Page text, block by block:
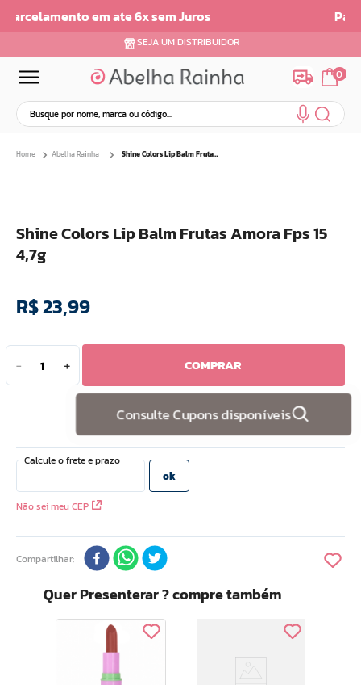
Parcelamento em até 6x sem juros
SEJA UM DISTRIBUIDOR
0
Busque por nome, marca ou código...
Abelha Rainha Shine Colors Lip Balm Frutas Amora Fps 15 4,7g
Shine Colors Lip Balm Frutas Amora Fps 15
4,7g
R$23,99
＋
－ COMPRAR
Consulte Cupons disponíveis
Não sei meu CEP
Compartilhar
Quer Presenterar ? compre também
4º
bom medico
5 º
7º
creme
10º doce infancia